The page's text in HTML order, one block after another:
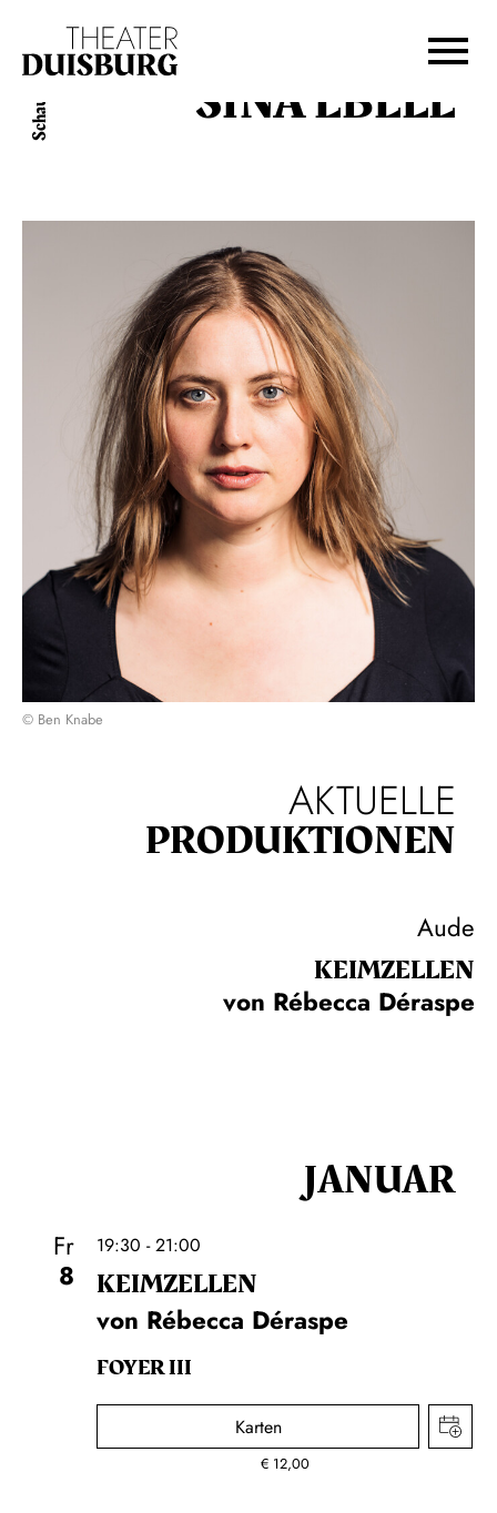
Zur Hauptnavigation springen
Zum Footer springen
Schauspiel SINA EBELL
© Ben Knabe
AKTUELLE
PRODUKTIONEN
Aude
KEIM­ZELLEN
von Rébecca Déraspe
JANUAR
Fr
8
19:30 - 21:00
KEIM­ZELLEN
von Rébecca Déraspe
FOYER III
Karten
€ 12,00